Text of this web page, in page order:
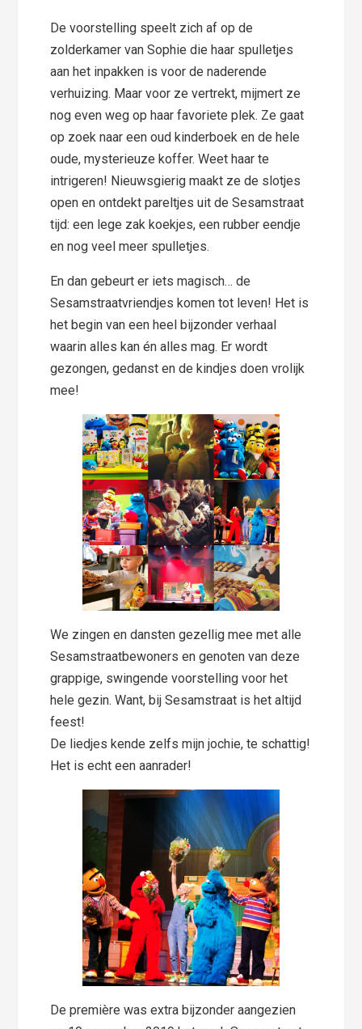
De voorstelling speelt zich af op de
zolderkamer van Sophie die haar spulletjes
aan het inpakken is voor de naderende
verhuizing. Maar voor ze vertrekt, mijmert ze
nog even weg op haar favoriete plek. Ze gaat
op zoek naar een oud kinderboek en de hele
oude, mysterieuze koffer. Weet haar te
intrigeren! Nieuwsgierig maakt ze de slotjes
open en ontdekt pareltjes uit de Sesamstraat
tijd: een lege zak koekjes, een rubber eendje
en nog veel meer spulletjes.
En dan gebeurt er iets magisch… de
Sesamstraatvriendjes komen tot leven! Het is
het begin van een heel bijzonder verhaal
waarin alles kan én alles mag. Er wordt
gezongen, gedanst en de kindjes doen vrolijk
mee!
We zingen en dansten gezellig mee met alle
Sesamstraatbewoners en genoten van deze
grappige, swingende voorstelling voor het
hele gezin. Want, bij Sesamstraat is het altijd
feest!
De liedjes kende zelfs mijn jochie, te schattig!
Het is echt een aanrader!
De première was extra bijzonder aangezien